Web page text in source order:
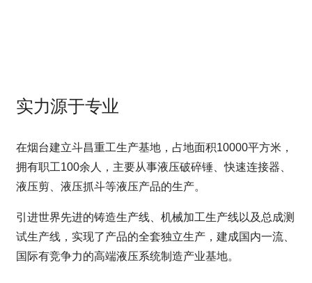
实力源于专业
在烟台建立斗昌重工生产基地，占地面积10000平方米，
拥有职工100余人，主要从事液压破碎锤、快速连接器、
液压剪、液压抓斗等液压产品的生产。
引进世界先进的铸造生产线、机械加工生产线以及总成测
试生产线，实现了产品的全套独立生产，建成国内一流、
国际有竞争力的高端液压系统制造产业基地。